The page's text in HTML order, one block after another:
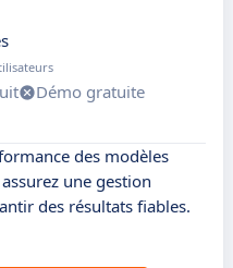
Démo gratuite
des modèles
une gestion
des résultats fiables.